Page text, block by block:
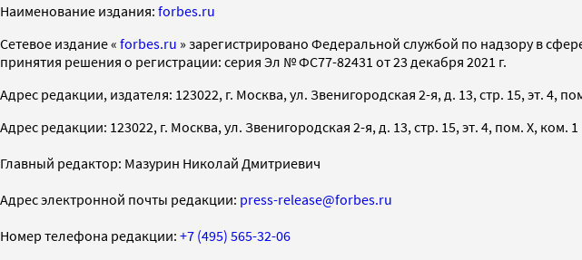
Наименование издания: forbes.ru
Cетевое издание « forbes.ru » зарегистрировано Федеральной службой по надзору в
принятия решения о регистрации: серия Эл № ФС77-82431 от 23 декабря 2021 г.
Адрес редакции, издателя: 123022, г. Москва, ул. Звенигородская 2-я, д. 13, стр. 15, эт. 4,
Адрес редакции: 123022, г. Москва, ул. Звенигородская 2-я, д. 13, стр. 15, эт. 4, пом. X, ком. 1
Главный редактор: Мазурин Николай Дмитриевич
Адрес электронной почты редакции: press-release@forbes.ru
Номер телефона редакции: +7 (495) 565-32-06